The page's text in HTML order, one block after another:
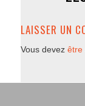
LAISSER UN
Vous devez être